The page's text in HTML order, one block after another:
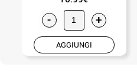
- +
AGGIUNGI